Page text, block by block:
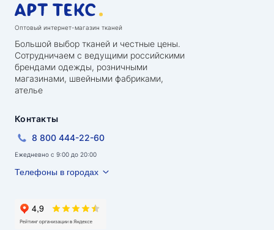
Оптовый интернет-магазин тканей
Большой выбор тканей и честные цены.
Сотрудничаем с ведущими российскими
брендами одежды, розничными
магазинами, швейными фабриками,
ателье
Контакты
8 800 444-22-60
Ежедневно с 9:00 до 20:00
Телефоны в городах